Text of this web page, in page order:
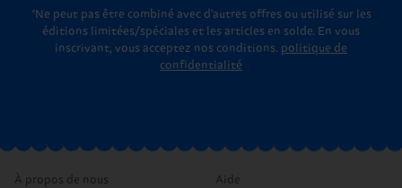
*Ne peut pas être combiné avec d'autres offres ou utilisé sur les
éditions limitées/spéciales et les articles en solde. En vous
inscrivant, vous acceptez nos conditions. politique de
confidentialité
À propos de nous Aide